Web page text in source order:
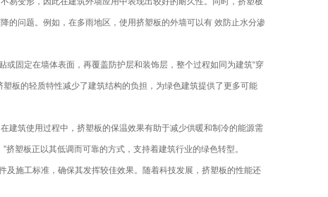
的问题。例如，在多雨地区，使用挤塑板的外墙可以有 效防止水分渗
固定在墙体表面，再覆盖防护层和装饰层，整个过程如同为建筑“穿
板的轻质特性减少了建筑结构的负担，为绿色建筑提供了更多可能
建筑使用过程中，挤塑板的保温效果有助于减少供暖和制冷的能源需
塑板正以其低调而可靠的方式，支持着建筑行业的绿色转型。
施工标准，确保其发挥较佳效果。随着科技发展，挤塑板的性能还